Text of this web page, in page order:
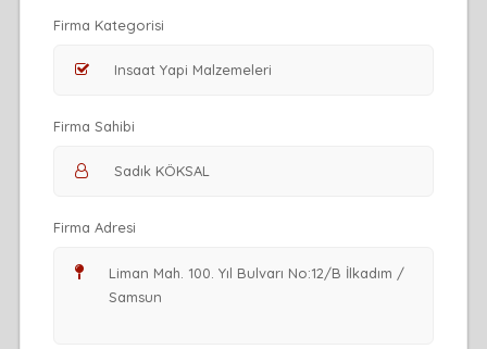
Firma Kategorisi
Firma Sahibi
Firma Adresi